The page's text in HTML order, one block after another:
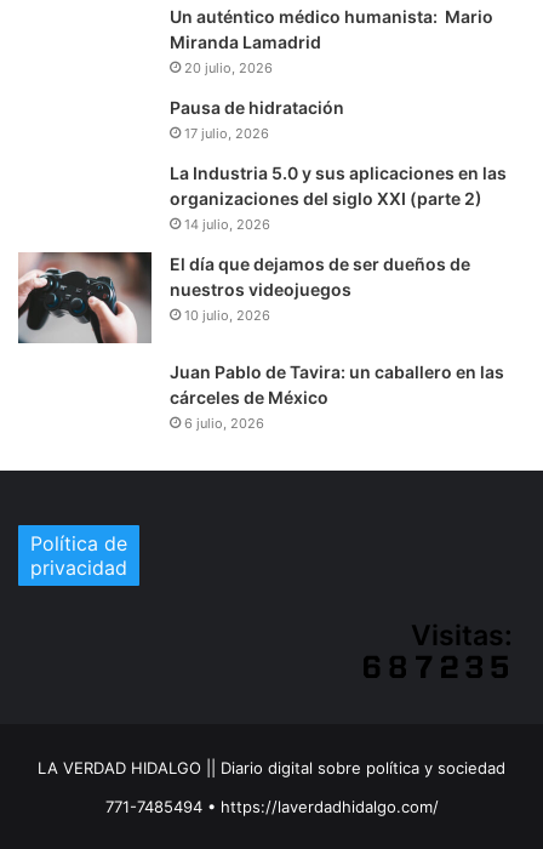
Un auténtico médico humanista: Mario
Miranda Lamadrid
20 julio, 2026
Pausa de hidratación
17 julio, 2026
La Industria 5.0 y sus aplicaciones en las
organizaciones del siglo XXI (parte 2)
14 julio, 2026
El día que dejamos de ser dueños de
nuestros videojuegos
10 julio, 2026
Juan Pablo de Tavira: un caballero en las
cárceles de México
6 julio, 2026
Política de
privacidad
Visitas:
LA VERDAD HIDALGO || Diario digital sobre política y sociedad
771-7485494 • https://laverdadhidalgo.com/